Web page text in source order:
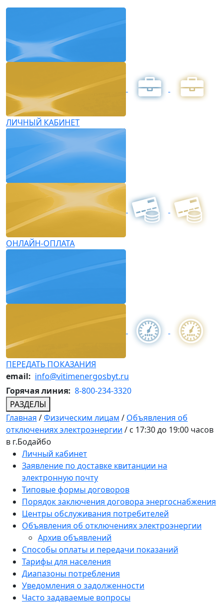
ЛИЧНЫЙ КАБИНЕТ
ОНЛАЙН-ОПЛАТА
ПЕРЕДАТЬ ПОКАЗАНИЯ
email: info@vitimenergosbyt.ru
Горячая линия: 8-800-234-3320
РАЗДЕЛЫ
Главная /Физическим лицам / Объявления об
отключениях электроэнергии / с 17:30 до 19:00 часов
в г.Бодайбо
Личный кабинет
Заявление по доставке квитанции на
электронную почту
Типовые формы договоров
Порядок заключения договора энергоснабжения
Центры обслуживания потребителей
Объявления об отключениях электроэнергии
Архив объявлений
Способы оплаты и передачи показаний
Тарифы для населения
Диапазоны потребления
Уведомления о задолженности
Часто задаваемые вопросы